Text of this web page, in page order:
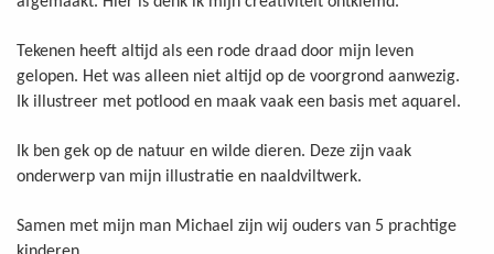
Tekenen heeft altijd als een rode draad door mijn leven
gelopen. Het was alleen niet altijd op de voorgrond aanwezig.
Ik illustreer met potlood en maak vaak een basis met aquarel.
Ik ben gek op de natuur en wilde dieren. Deze zijn vaak
onderwerp van mijn illustratie en naaldviltwerk.
Samen met mijn man Michael zijn wij ouders van 5 prachtige